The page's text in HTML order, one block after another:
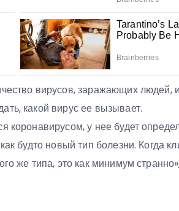
вирусов, заражающих людей,
какой вирус ее вызывает.
коронавирусом, у нее будет
будто новый тип болезни. Когда
же типа, это как минимум